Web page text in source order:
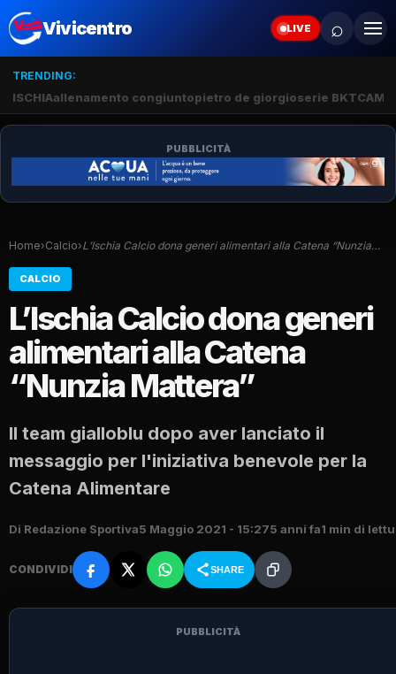
Vivicentro LIVE ⌕
TRENDING:
ISCHIAallenamento congiuntopietro de giorgioserie BKT
PUBBLICITÀ
Home›Calcio›L’Ischia Calcio dona generi alimentari alla Catena “Nunzia…
CALCIO
L’Ischia Calcio dona generi
alimentari alla Catena
“Nunzia Mattera”
Il team gialloblu dopo aver lanciato il
messaggio per l'iniziativa benevole per la
Catena Alimentare
Di Redazione Sportiva5 Maggio 2021 - 15:275 anni fa1 min di
CONDIVIDI SHARE
PUBBLICITÀ